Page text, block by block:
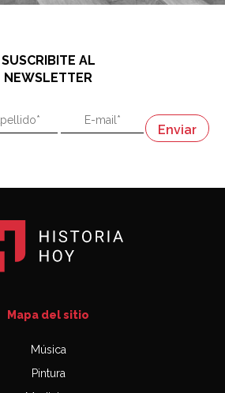
SUSCRIBITE AL
NEWSLETTER
Mapa del sitio
Música
Pintura